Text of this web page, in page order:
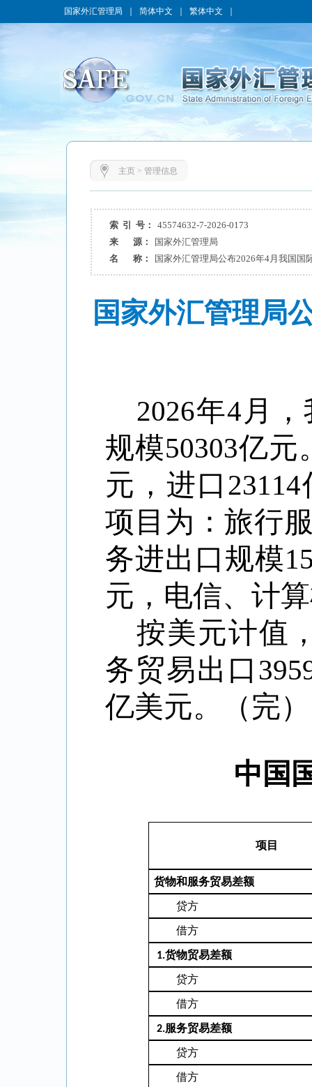
国家外汇管理局 简体中文 繁体中文
主页> 管理信息
索 引 号：
45574632-7-2026-0173
来 源：
国家外汇管理局
名 称：
国家外汇管理局公布2026年4月我国国
国家外汇管理局
2026年4 月
规模50303亿元
元，进口 23114
项目为：旅行
务进出口规模
元，电信、计
按美元计值
务贸易出口
亿美元。（完）
中国
项目
货物和服务贸易差额
贷方
借方
1.货物贸易差额
贷方
借方
2.服务贸易差额
贷方
借方